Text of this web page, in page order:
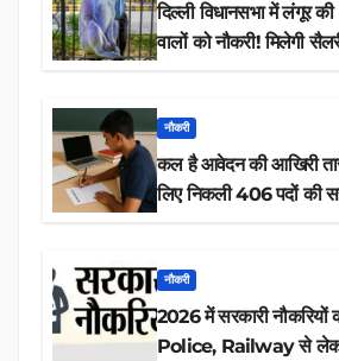
दिल्ली विधानसभा में लंगूर
वालों को नौकरी!
नौकरी
कल है आवेदन की आखिरी
लिए निकली 406 पदों की
नौकरी
2026 में सरकारी
Police, Railway से